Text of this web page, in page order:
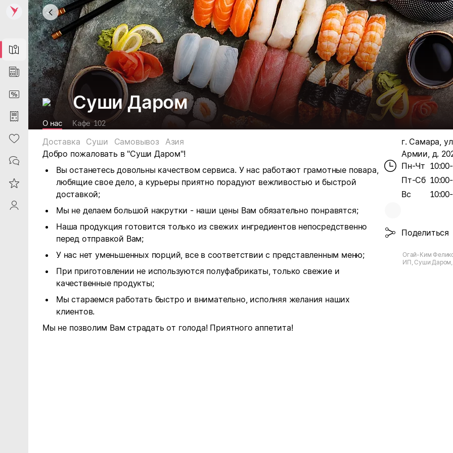
Map
News
DiscountCard
Purchases
Heart
Contacts
Reviews
ProfileSaby
Суши Даром
О нас Кафе 102
Доставка Суши Самовывоз
Азия
Добро пожаловать в "Суши Даром"!
Вы останетесь довольны качеством сервиса. У нас работают грамотные повара,
любящие свое дело, а курьеры приятно порадуют вежливостью и быстрой
доставкой;
Мы не делаем большой накрутки - наши цены Вам обязательно понравятся;
Наша продукция готовится только из свежих ингредиентов непосредственно
перед отправкой Вам;
У нас нет уменьшенных порций, все в соответствии с представленным меню;
При приготовлении не используются полуфабрикаты, только свежие и
качественные продукты;
Мы стараемся работать быстро и внимательно, исполняя желания наших
клиентов.
Мы не позволим Вам страдать от голода! Приятного аппетита!
г. Самара,
Армии, д.
Пн-Чт
Пт-Сб
Вс
Поделиться
Огай-Ким
ИП, Суши Даром,